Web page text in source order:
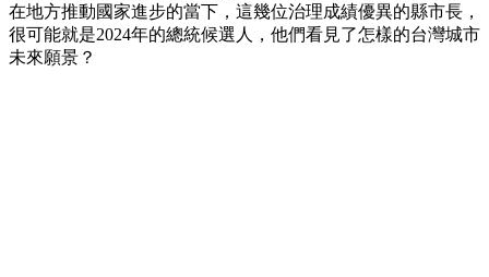
在地方推動國家進步的當下，這幾位治理成績優異的縣市長，
很可能就是2024年的總統候選人，他們看見了怎樣的台灣城市
未來願景？